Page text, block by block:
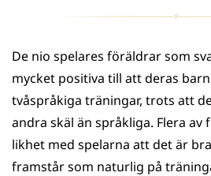
De nio spelares föräldrar som
mycket positiva till att deras
tvåspråkiga träningar, trots att
andra skäl än språkliga. Flera
likhet med spelarna att det är
framstår som naturlig på